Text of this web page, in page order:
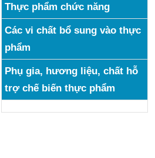
Thực phẩm chức năng
Các vi chất bổ sung vào thực
phẩm
Phụ gia, hương liệu, chất hỗ
trợ chế biến thực phẩm